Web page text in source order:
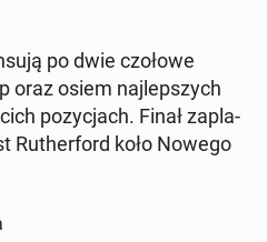
po dwie czołowe
oraz osiem naj­lep­szych
po­zy­cjach. Finał za­pla­
Ru­ther­ford koło Nowego